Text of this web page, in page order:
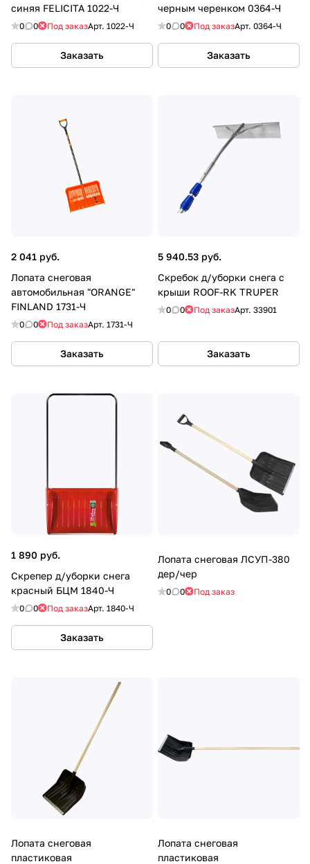
синяя FELICITA 1022-Ч
0 0 Под заказАрт. 1022-Ч
Заказать
черным черенком 0364-Ч
0 0 Под заказАрт. 0364-Ч
Заказать
2 041 руб.
Лопата снеговая
автомобильная "ORANGE"
FINLAND 1731-Ч
0 0 Под заказАрт. 1731-Ч
Заказать
5 940.53 руб.
Скребок д/уборки снега с
крыши ROOF-RK TRUPER
0 0 Под заказАрт. 33901
Заказать
1 890 руб.
Скрепер д/уборки снега
красный БЦМ 1840-Ч
0 0 Под заказАрт. 1840-Ч
Заказать
Лопата снеговая ЛСУП-380
дер/чер
0 0 Под заказ
Лопата снеговая
пластиковая
Лопата снеговая
пластиковая